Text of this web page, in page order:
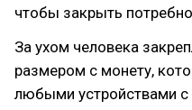
чтобы закрыть
За ухом человека
размером с монету,
любыми устройствами